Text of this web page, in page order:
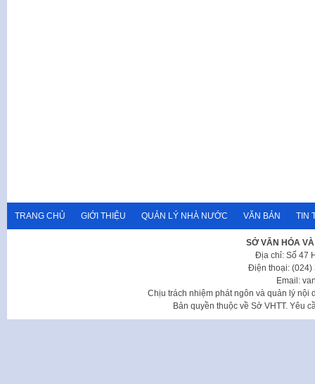
TRANG CHỦ GIỚI THIỆU QUẢN LÝ NHÀ NƯỚC VĂN BẢN TIN
SỞ VĂN HÓA
Địa chỉ: Số 47
Điện thoại: (024)
Email:
Chịu trách nhiệm phát ngôn và quản lý nội
Bản quyền thuộc về Sở VHTT. Yêu